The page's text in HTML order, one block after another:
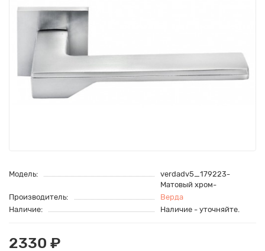
Модель:
verdadv5_179223-
Матовый хром-
Производитель:
Верда
Наличие:
Наличие - уточняйте.
2330 ₽